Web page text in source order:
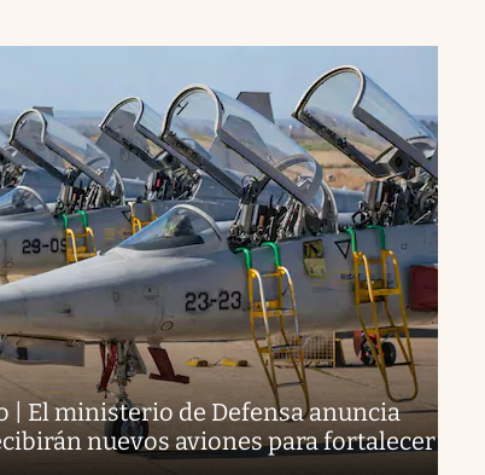
| El ministerio de Defensa anuncia
nuevos aviones para fortalecer